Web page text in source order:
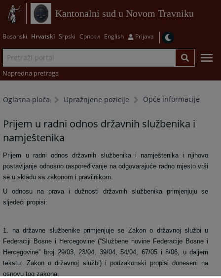
Kantonalni sud u Novom Travniku
Bosanski Hrvatski Srpski Српски English Prijava
Napredna pretraga
Oglasna ploča Upražnjene pozicije Opće informacije
Prijem u radni odnos državnih službenika i
namještenika
Prijem u radni odnos državnih službenika i namještenika i njihovo
postavljanje odnosno raspoređivanje na odgovarajuće radno mjesto vrši
se u skladu sa zakonom i pravilnikom.
U odnosu na prava i dužnosti državnih službenika primjenjuju se
sljedeći propisi:
1. na državne službenike primjenjuje se Zakon o državnoj službi u
Federaciji Bosne i Hercegovine (“Službene novine Federacije Bosne i
Hercegovine” broj 29/03, 23/04, 39/04, 54/04, 67/05 i 8/06, u daljem
tekstu: Zakon o državnoj službi) i podzakonski propisi doneseni na
osnovu tog zakona,